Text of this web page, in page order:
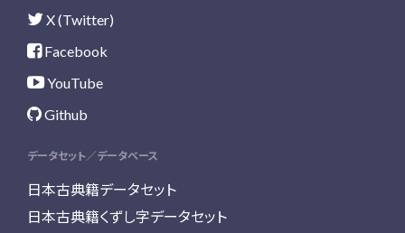
X (Twitter)
Facebook
YouTube
Github
データセット／データベース
日本古典籍データセット
日本古典籍くずし字データセット